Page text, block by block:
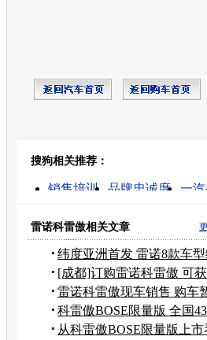
搜狗相关推荐：
销售培训 品牌忠诚度
一
东风日产汽车报价
汽车销
雷诺科雷傲相关文章
纬度亚洲首发 雷诺8款车
车展
[成都]订购雷诺科雷傲 可
礼包
雷诺科雷傲现车销售 购车
惠
科雷傲BOSE限量版 全国
上市
从科雷傲BOSE限量版上